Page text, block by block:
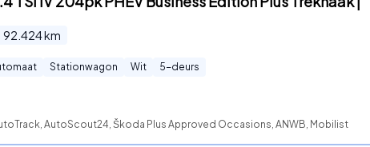
92.424km
Stationwagon Wit 5-deurs
AutoScout24, Škoda Plus Approved Occasions, ANWB, Mobilist